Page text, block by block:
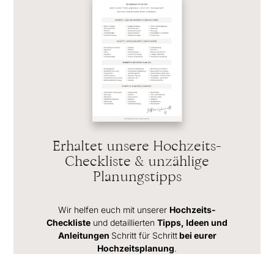
Erhaltet unsere Hochzeits-
Checkliste & unzählige
Planungstipps
Wir helfen euch mit unserer Hochzeits-
Checkliste und detaillierten Tipps, Ideen und
Anleitungen Schritt für Schrittbei eurer
Hochzeitsplanung.